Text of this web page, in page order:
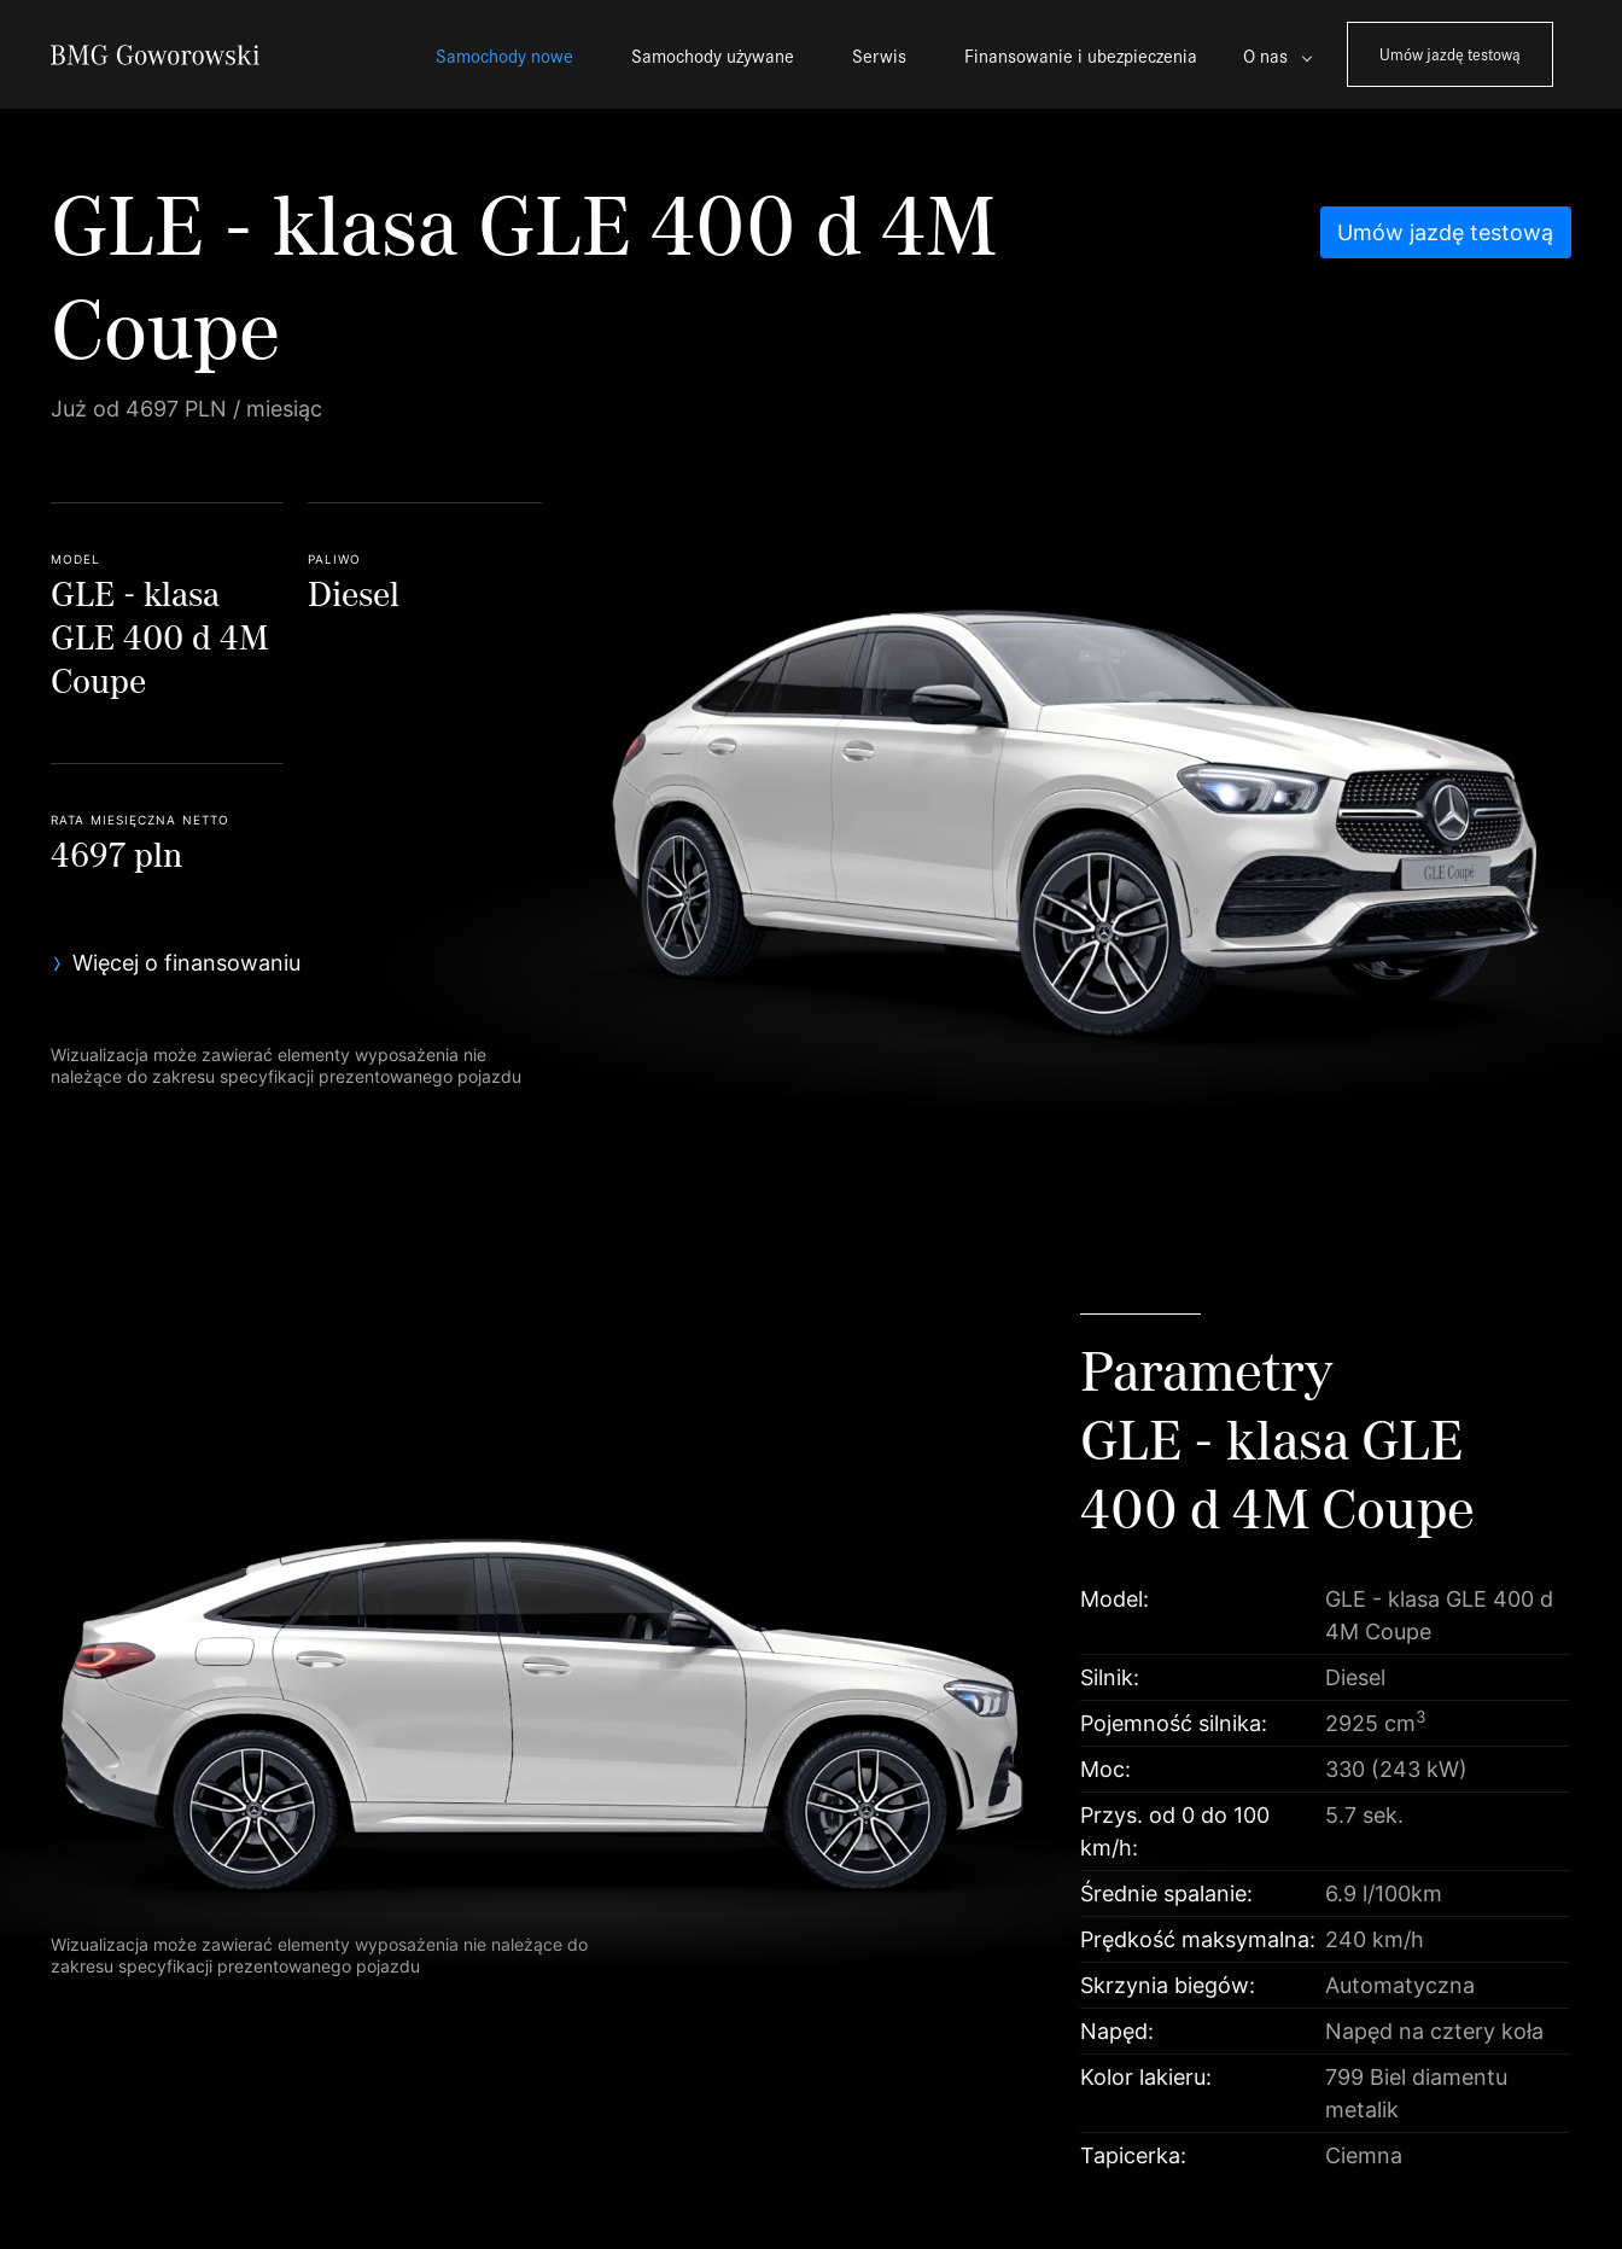
Samochody nowe Samochody używane Serwis Finansowanie i ubezpieczenia O nas Umów jazdę testową
GLE - klasa GLE 400 d 4M
Coupe
Już od 4697 PLN / miesiąc
Umów jazdę testową
model
GLE - klasa
GLE 400 d 4M
Coupe
paliwo
Diesel
rata miesięczna netto
4697 pln
Więcej o finansowaniu
Wizualizacja może zawierać elementy wyposażenia nie
należące do zakresu specyfikacji prezentowanego pojazdu
Wizualizacja może zawierać elementy wyposażenia nie należące do
zakresu specyfikacji prezentowanego pojazdu
Parametry
GLE - klasa GLE
400 d 4M Coupe
Model:
GLE - klasa GLE 400 d
4M Coupe
Silnik:
Diesel
Pojemność silnika:
2925 cm3
Moc:
330 (243 kW)
Przys. od 0 do 100
km/h:
5.7 sek.
Średnie spalanie:
6.9 l/100km
Prędkość maksymalna: 240 km/h
Skrzynia biegów:
Automatyczna
Napęd:
Napęd na cztery koła
Kolor lakieru:
799 Biel diamentu
metalik
Tapicerka:
Ciemna